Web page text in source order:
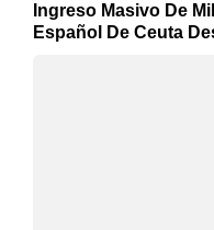
Ingreso Masivo De
Español De Ceuta